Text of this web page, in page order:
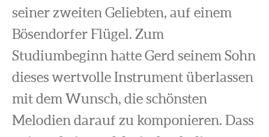
seiner zweiten Geliebten, auf einem
Bösendorfer Flügel. Zum
Studiumbeginn hatte Gerd seinem Sohn
dieses wertvolle Instrument überlassen
mit dem Wunsch, die schönsten
Melodien darauf zu komponieren. Dass